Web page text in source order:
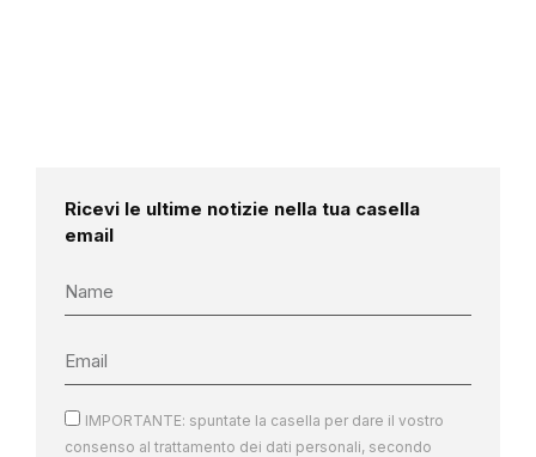
Ricevi le ultime notizie nella tua casella
email
IMPORTANTE: spuntate la casella per dare il vostro
consenso al trattamento dei dati personali, secondo